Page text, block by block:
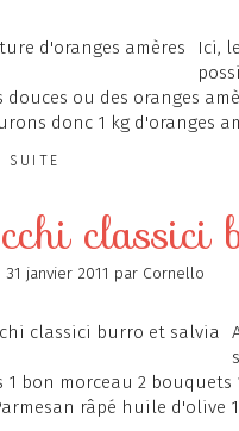
Ici,
douces ou des oranges
donc 1 kg d'oranges
SUITE
31 janvier 2011 par Cornello
1 bon morceau 2
râpé huile d'olive